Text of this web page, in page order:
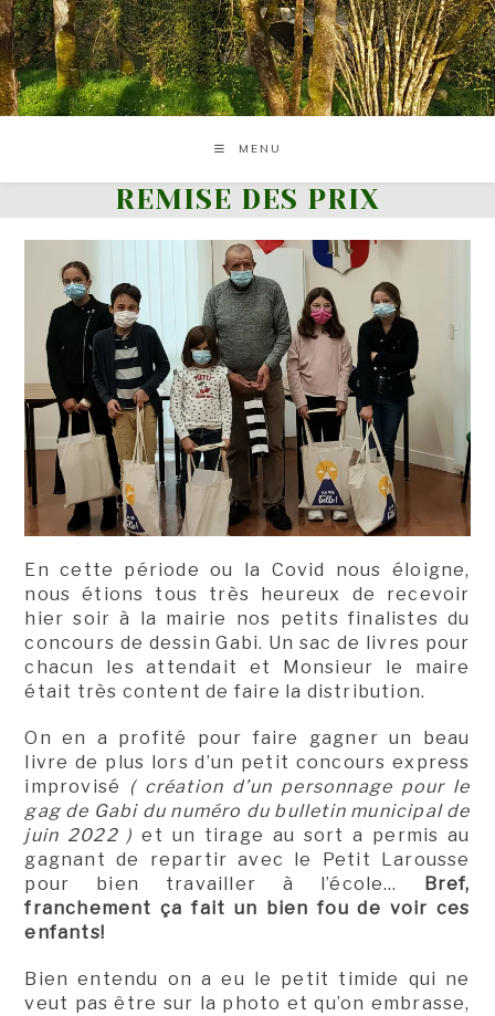
Skip
to
content
MENU
REMISE DES PRIX
En cette période ou la Covid nous éloigne,
nous étions tous très heureux de recevoir
hier soir à la mairie nos petits finalistes du
concours de dessin Gabi. Un sac de livres pour
chacun les attendait et Monsieur le maire
était très content de faire la distribution.
On en a profité pour faire gagner un beau
livre de plus lors d’un petit concours express
improvisé ( création d’un personnage pour le
gag de Gabi du numéro du bulletin municipal de
juin 2022 ) et un tirage au sort a permis au
gagnant de repartir avec le Petit Larousse
pour bien travailler à l’école…
Bref,
franchement ça fait un bien fou de voir ces
enfants!
Bien entendu on a eu le petit timide qui ne
veut pas être sur la photo et qu’on embrasse,